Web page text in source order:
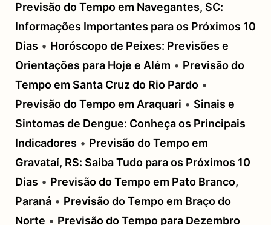
Previsão do Tempo em Navegantes, SC:
Informações Importantes para os Próximos 10
Dias • Horóscopo de Peixes: Previsões e
Orientações para Hoje e Além • Previsão do
Tempo em Santa Cruz do Rio Pardo •
Previsão do Tempo em Araquari • Sinais e
Sintomas de Dengue: Conheça os Principais
Indicadores • Previsão do Tempo em
Gravataí, RS: Saiba Tudo para os Próximos 10
Dias • Previsão do Tempo em Pato Branco,
Paraná • Previsão do Tempo em Braço do
Norte • Previsão do Tempo para Dezembro